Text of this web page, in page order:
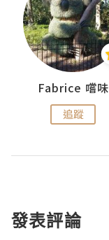
Fabrice 嚐味
追蹤
發表評論